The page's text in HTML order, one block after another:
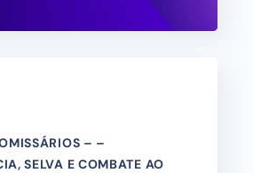
– –
SELVA E COMBATE AO